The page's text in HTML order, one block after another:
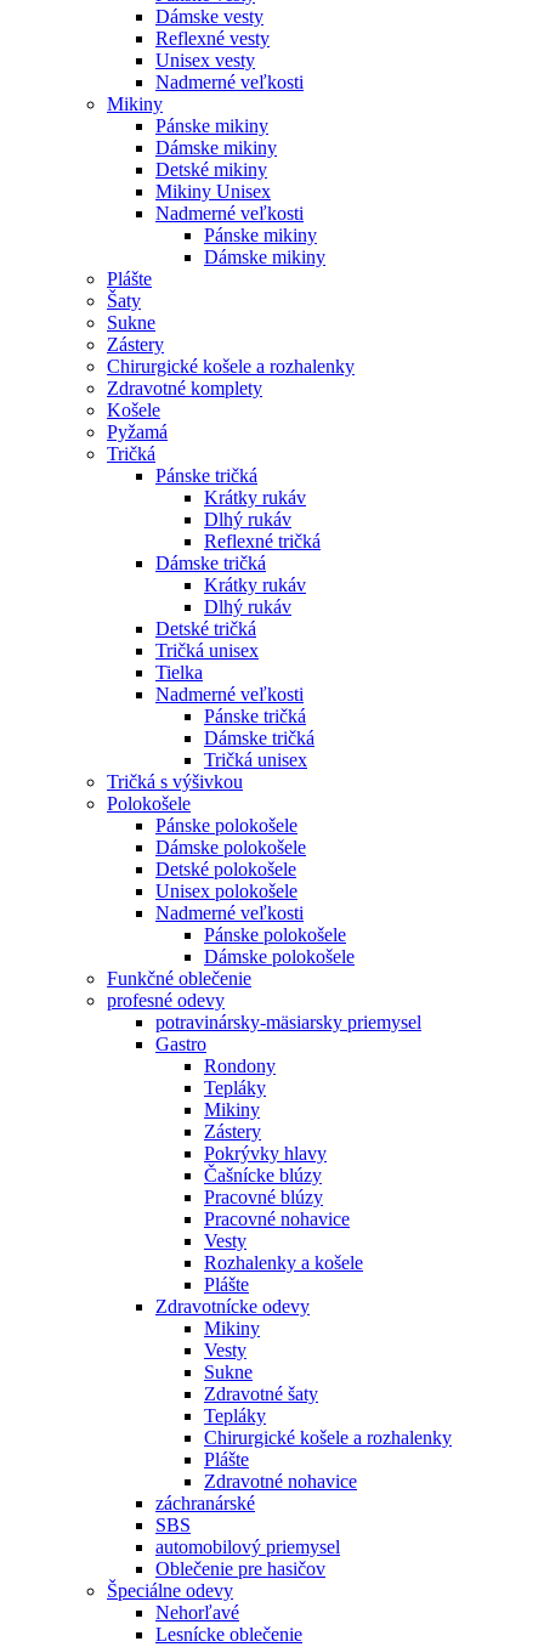
Dámske vesty
Reflexné vesty
Unisex vesty
Nadmerné veľkosti
Mikiny
Pánske mikiny
Dámske mikiny
Detské mikiny
Mikiny Unisex
Nadmerné veľkosti
Pánske mikiny
Dámske mikiny
Plášte
Šaty
Sukne
Zástery
Chirurgické košele a rozhalenky
Zdravotné komplety
Košele
Pyžamá
Tričká
Pánske tričká
Krátky rukáv
Dlhý rukáv
Reflexné tričká
Dámske tričká
Krátky rukáv
Dlhý rukáv
Detské tričká
Tričká unisex
Tielka
Nadmerné veľkosti
Pánske tričká
Dámske tričká
Tričká unisex
Tričká s výšivkou
Polokošele
Pánske polokošele
Dámske polokošele
Detské polokošele
Unisex polokošele
Nadmerné veľkosti
Pánske polokošele
Dámske polokošele
Funkčné oblečenie
profesné odevy
potravinársky-mäsiarsky priemysel
Gastro
Rondony
Tepláky
Mikiny
Zástery
Pokrývky hlavy
Čašnícke blúzy
Pracovné blúzy
Pracovné nohavice
Vesty
Rozhalenky a košele
Plášte
Zdravotnícke odevy
Mikiny
Vesty
Sukne
Zdravotné šaty
Tepláky
Chirurgické košele a rozhalenky
Plášte
Zdravotné nohavice
záchranárské
SBS
automobilový priemysel
Oblečenie pre hasičov
Špeciálne odevy
Nehorľavé
Lesnícke oblečenie